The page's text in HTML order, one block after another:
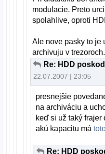
modulacie. Preto
spolahlive, oproti
Ale nove pasky to je
archivuju v trezoroch.
Re: HDD
22.07.2007 | 23:05
presnejšie
na archiváciu a
keď si už taký
akú kapacitu má
Re: HDD